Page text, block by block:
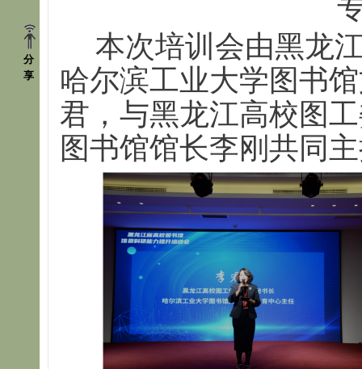
分
享
本次培训会由黑龙
哈尔滨工业大学图书
君，与黑龙江高校图
图书馆馆长李刚共同